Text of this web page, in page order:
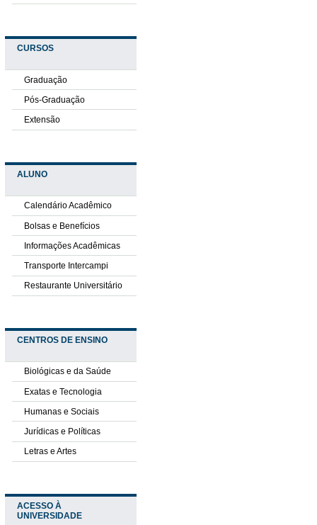
CURSOS
Graduação
Pós-Graduação
Extensão
ALUNO
Calendário Acadêmico
Bolsas e Benefícios
Informações Acadêmicas
Transporte Intercampi
Restaurante Universitário
CENTROS DE ENSINO
Biológicas e da Saúde
Exatas e Tecnologia
Humanas e Sociais
Jurídicas e Políticas
Letras e Artes
ACESSO À
UNIVERSIDADE